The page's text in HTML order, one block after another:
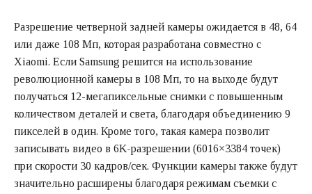
Разрешение четверной задней камеры ожидается в 48, 64
или даже 108 Мп, которая разработана совместно с
Xiaomi. Если Samsung решится на использование
революционной камеры в 108 Мп, то на выходе будут
получаться 12-мегапиксельные снимки с повышенным
количеством деталей и света, благодаря объединению 9
пикселей в один. Кроме того, такая камера позволит
записывать видео в 6K-разрешении (6016×3384 точек)
при скорости 30 кадров/сек. Функции камеры также будут
значительно расширены благодаря режимам съемки с